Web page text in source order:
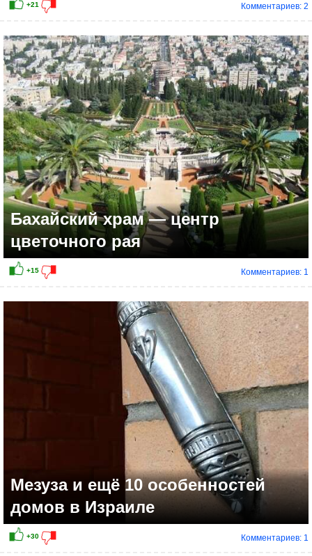
Комментариев: 2
Бахайский храм — центр
цветочного рая
Комментариев: 1
Мезуза и ещё 10 особенностей
домов в Израиле
Комментариев: 1